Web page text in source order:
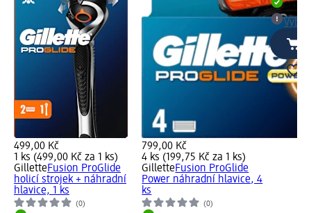
499,00 Kč
1 ks (499,00 Kč za 1 ks)
GilletteFusion ProGlide
holicí strojek + náhradní
hlavice, 1 ks
(0)
799,00 Kč
4 ks (199,75 Kč za 1 ks)
GilletteFusion ProGlide
Power náhradní hlavice, 4
ks
(0)